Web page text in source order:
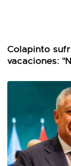
Colapinto
vacaciones: